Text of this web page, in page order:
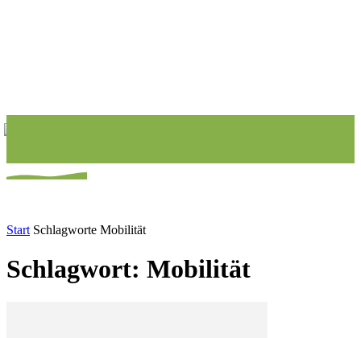
Start Schlagworte Mobilität
Schlagwort: Mobilität